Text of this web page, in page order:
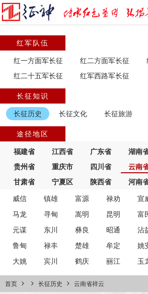
红军队伍
红一方面军长征 红二方面军长征
红二十五军长征
红军西路军长征
长征知识
长征历史 长征文化 长征旅游
途径地区
福建省 江西省 广东省 湖南
贵州省
重庆市 四川省 云南
甘肃省
宁夏区 陕西省 河南
威信 镇雄 富源 禄劝 宣
马龙
寻甸 嵩明 昆明 富
元谋
东川 彝良 昭通 沾
鲁甸
禄丰 楚雄 牟定 姚
大姚
宾川 鹤庆 丽江 玉
首页 长征历史 云南省祥云